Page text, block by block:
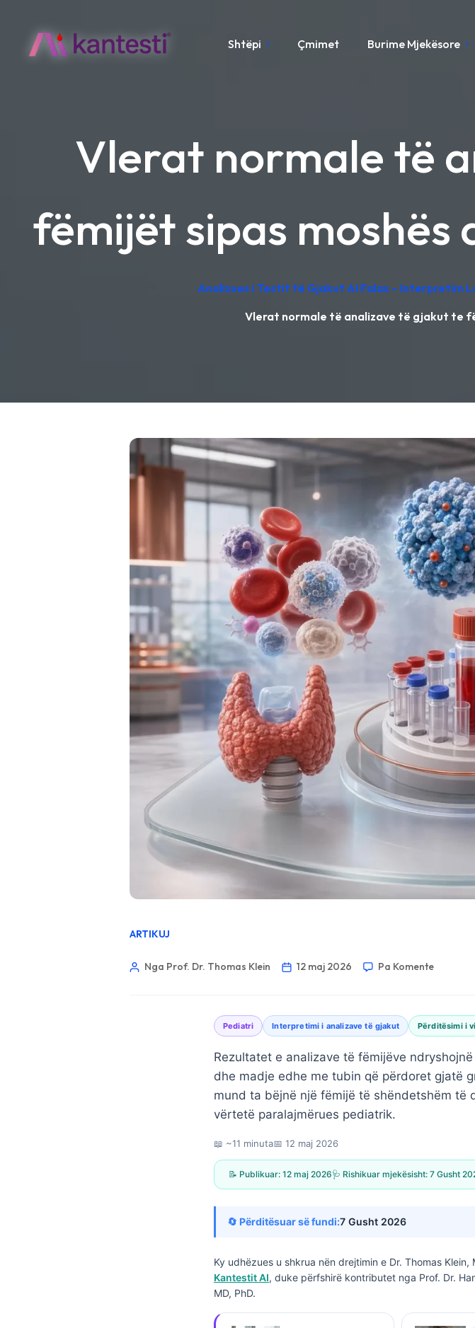
Shtëpi Çmimet Burime Mjekësore
Vlerat normale të
fëmijët sipas moshës
Analizues i Testit të Gjakut AI Falas – Interpretim
Vlerat normale të analizave të gjakut te
ARTIKUJ
Nga Prof. Dr. Thomas Klein 12 maj 2026 Pa Komente
Pediatri Interpretimi i analizave të gjakut Përditësimi i
Rezultatet e analizave të fëmijëve
dhe madje edhe me tubin që përdoret gjatë
mund ta bëjnë një fëmijë të shëndetshëm
vërtetë paralajmërues pediatrik.
📖 ~11 minuta📅 12 maj 2026
📝 Publikuar: 12 maj 2026🩺 Rishikuar mjekësisht: 7 Gusht
🔄 Përditësuar së fundi:7 Gusht 2026
Ky udhëzues u shkrua nën drejtimin e Dr. Thomas Klein,
Kantestit AI, duke përfshirë kontributet nga Prof. Dr.
MD, PhD.